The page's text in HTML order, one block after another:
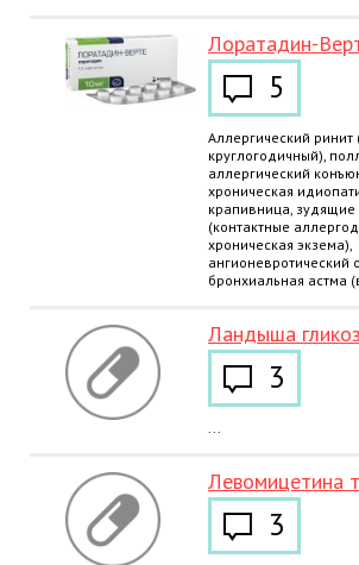
Лоратадин-
5
Аллергический ринит
круглогодичный),
аллергический
хроническая
крапивница,
(контактные
хроническая экзема),
ангионевротический
бронхиальная астма
Ландыша
3
...
Левомицетина
3